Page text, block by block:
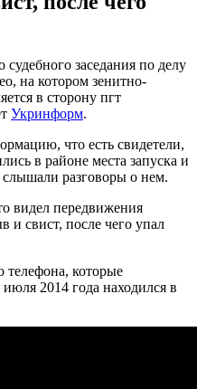
заседания по делу
на котором зенитно-
в сторону пгт
Укринформ.
что есть свидетели,
в районе места запуска и
разговоры о нем.
видел передвижения
и свист, после чего упал
которые
2014 года находился в